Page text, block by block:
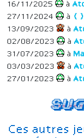
Ces autres
16/11/2025 à
27/11/2024
à ()
13/09/2023
à
02/08/2023
à
31/07/2023
à
03/03/2023
à
27/01/2023
à